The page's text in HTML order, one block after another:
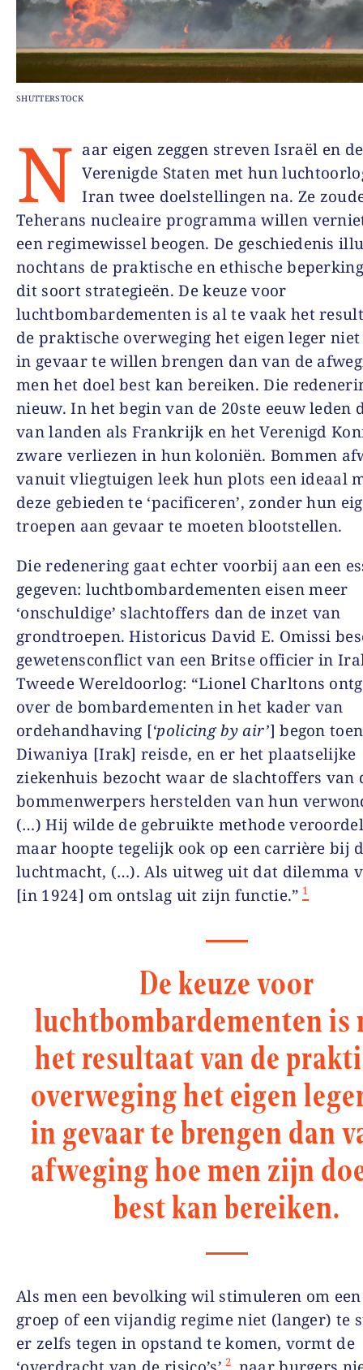
SHUTTERSTOCK
N aar eigen zeggen streven Israël en de
Verenigde Staten met hun
Iran twee doelstellingen na. Ze
Teherans nucleaire programma willen
een regimewissel beogen. De geschiedenis
nochtans de praktische en ethische
dit soort strategieën. De keuze voor
luchtbombardementen is al te vaak het
de praktische overweging het eigen leger
in gevaar te willen brengen dan van de
men het doel best kan bereiken. Die
nieuw. In het begin van de 20ste eeuw leden
van landen als Frankrijk en het Verenigd
zware verliezen in hun koloniën. Bommen
vanuit vliegtuigen leek hun plots een ideaal
deze gebieden te ‘pacificeren’, zonder hun
troepen aan gevaar te moeten blootstellen.
Die redenering gaat echter voorbij aan een
gegeven: luchtbombardementen eisen meer
‘onschuldige’ slachtoffers dan de inzet van
grondtroepen. Historicus David E. Omissi
gewetensconflict van een Britse officier in
Tweede Wereldoorlog: “Lionel Charltons
over de bombardementen in het kader van
ordehandhaving [‘policing by air’] begon
Diwaniya [Irak] reisde, en er het plaatselijke
ziekenhuis bezocht waar de slachtoffers van
bommenwerpers herstelden van hun
(…) Hij wilde de gebruikte methode
maar hoopte tegelijk ook op een carrière bij
luchtmacht, (…). Als uitweg uit dat dilemma
[in 1924] om ontslag uit zijn functie.” 1
De keuze voor
luchtbombardementen is
het resultaat van de
overweging het eigen
in gevaar te brengen dan
afweging hoe men zijn
best kan bereiken.
Als men een bevolking wil stimuleren om
groep of een vijandig regime niet (langer) te
er zelfs tegen in opstand te komen, vormt de
2